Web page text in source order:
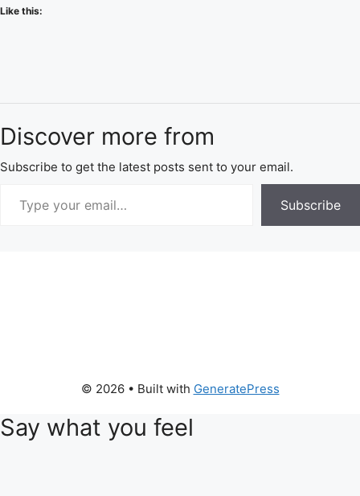
Like this:
Discover more from
Subscribe to get the latest posts sent to your email.
Subscribe
© 2026 • Built with GeneratePress
Say what you feel